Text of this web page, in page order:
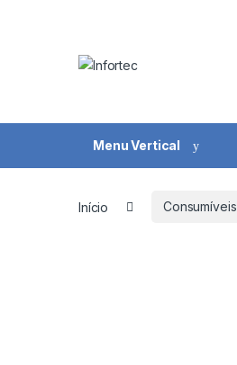
Menu Vertical
Início Consumíveis